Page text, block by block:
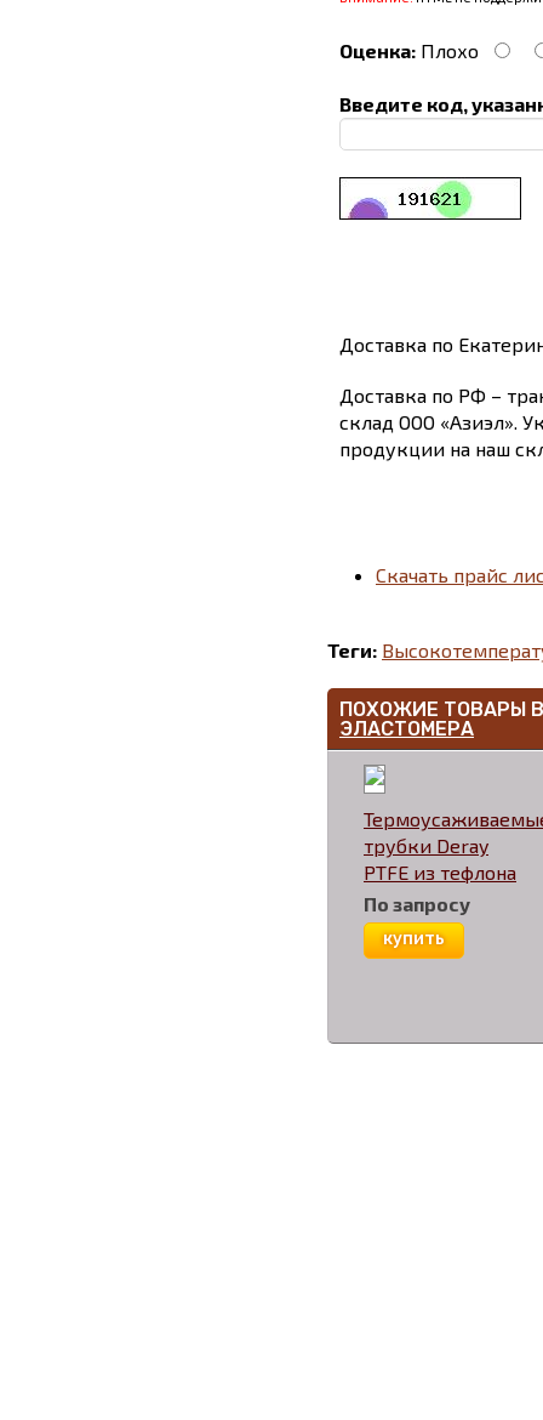
Оценка: Плохо
Введите код,
Доставка по
Доставка по РФ –
склад ООО «Азиэл».
продукции на наш
Скачать прайс
Теги:
ПОХОЖИЕ ТОВАРЫ
ЭЛАСТОМЕРА
трубки Deray
PTFE из тефлона
По запросу
купить